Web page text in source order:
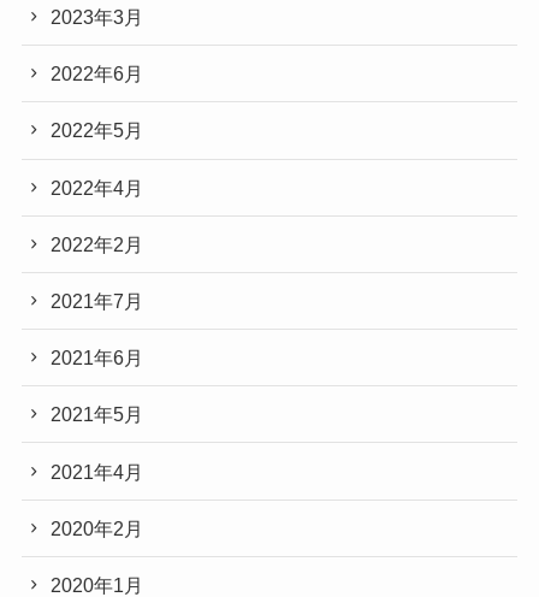
2023年3月
2022年6月
2022年5月
2022年4月
2022年2月
2021年7月
2021年6月
2021年5月
2021年4月
2020年2月
2020年1月